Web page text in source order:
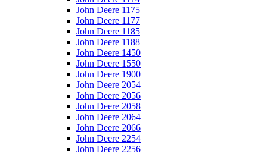
John Deere 1175
John Deere 1177
John Deere 1185
John Deere 1188
John Deere 1450
John Deere 1550
John Deere 1900
John Deere 2054
John Deere 2056
John Deere 2058
John Deere 2064
John Deere 2066
John Deere 2254
John Deere 2256